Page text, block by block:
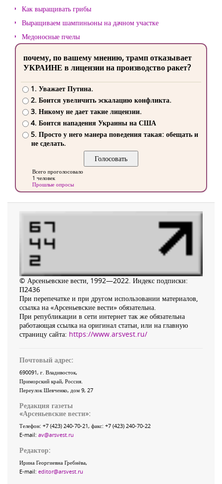
Как выращивать грибы
Выращиваем шампиньоны на дачном участке
Медоносные пчелы
почему, по вашему мнению, трамп отказывает
УКРАИНЕ в лицензии на производство ракет?
1. Уважает Путина.
2. Боится увеличить эскалацию конфликта.
3. Никому не дает такие лицензии.
4. Боится нападения Украины на США
5. Просто у него манера поведения такая: обещать и
не сделать.
Всего проголосовало
1 человек
Прошлые опросы
© Арсеньевские вести, 1992—2022. Индекс подписки:
П2436
При перепечатке и при другом использовании материалов,
ссылка на «Арсеньевские вести» обязательна.
При републикации в сети интернет так же обязательна
работающая ссылка на оригинал статьи, или на главную
страницу сайта: https://www.arsvest.ru/
Почтовый адрес:
690091, г. Владивосток,
Приморский край, Россия
Переулок Шевченко, дом 9, 27
Редакция газеты
«Арсеньевские вести»:
Телефон: +7 (423) 240-70-21, факс: +7 (423) 240-70-22
E-mail: av@arsvest.ru
Редактор:
Ирина Георгиевна Гребнёва,
E-mail: editor@arsvest.ru